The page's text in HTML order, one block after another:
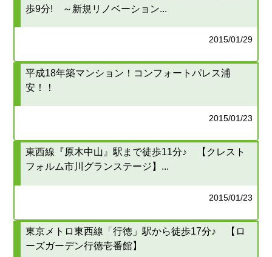
歩9分! ～新規リノベーション...
2015/01/29
平成18年築マンション！コンフォートパレス浦
安！！
2015/01/23
東西線『原木中山』駅まで徒歩11分♪ 【クレスト
フォルム市川グランステージ】...
2015/01/23
東京メトロ東西線「行徳」駅から徒歩17分♪ 【ロ
ーズガーデン行徳壱番館】